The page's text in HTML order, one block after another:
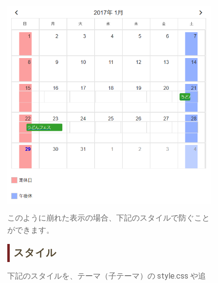
このように崩れた表示の場合、下記のスタイルで防ぐこと
ができます。
スタイル
下記のスタイルを、テーマ（子テーマ）の style.css や追